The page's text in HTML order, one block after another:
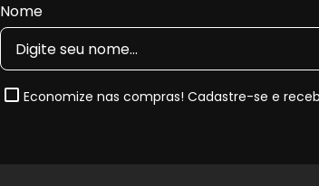
Nome
Economize nas compras! Cadastre-se e